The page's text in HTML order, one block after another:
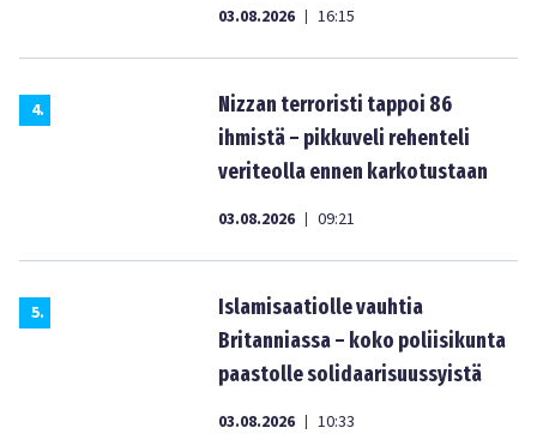
03.08.2026 | 16:15
4.
Nizzan terroristi tappoi 86
ihmistä – pikkuveli rehenteli
veriteolla ennen karkotustaan
03.08.2026 | 09:21
5.
Islamisaatiolle vauhtia
Britanniassa – koko poliisikunta
paastolle solidaarisuussyistä
03.08.2026 | 10:33